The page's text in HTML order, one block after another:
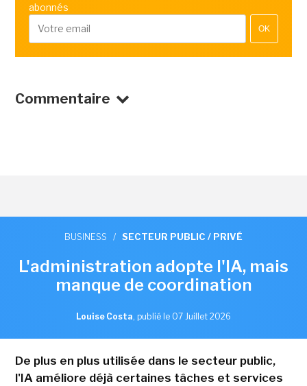
abonnés
OK
Commentaire
BUSINESS / SECTEUR PUBLIC / PRIVÉ
L'administration adopte l'IA, mais
manque de coordination
Louise Costa, publié le 07 Juillet 2026
De plus en plus utilisée dans le secteur public,
l'IA améliore déjà certaines tâches et services